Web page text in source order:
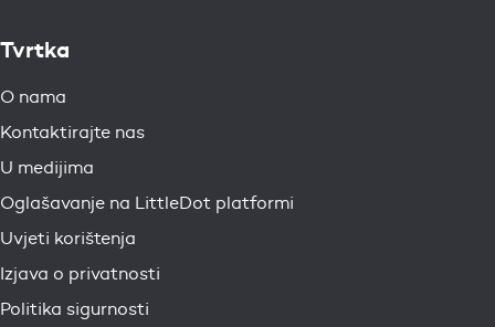
Tvrtka
O nama
Kontaktirajte nas
U medijima
Oglašavanje na LittleDot platformi
Uvjeti korištenja
Izjava o privatnosti
Politika sigurnosti